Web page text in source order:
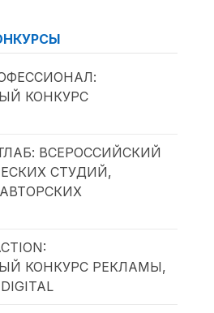
КОНКУРС
ВСЕРОССИЙСКИЙ
СТУДИЙ,
КОНКУРС РЕКЛАМЫ,